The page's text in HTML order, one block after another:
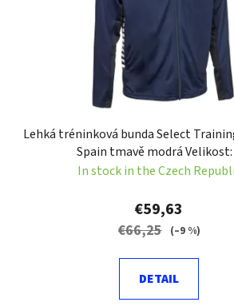
Lehká tréninková bunda Select
Spain tmavě modrá Velikost:
In stock in the Czech
€59,63
€66,25 (–9 %)
DETAIL